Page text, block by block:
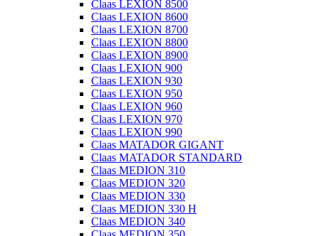
Claas LEXION 8500
Claas LEXION 8600
Claas LEXION 8700
Claas LEXION 8800
Claas LEXION 8900
Claas LEXION 900
Claas LEXION 930
Claas LEXION 950
Claas LEXION 960
Claas LEXION 970
Claas LEXION 990
Claas MATADOR GIGANT
Claas MATADOR STANDARD
Claas MEDION 310
Claas MEDION 320
Claas MEDION 330
Claas MEDION 330 H
Claas MEDION 340